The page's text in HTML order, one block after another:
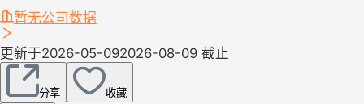
暂无公司数据
更新于2026-05-092026-08-09 截止
分享 收藏